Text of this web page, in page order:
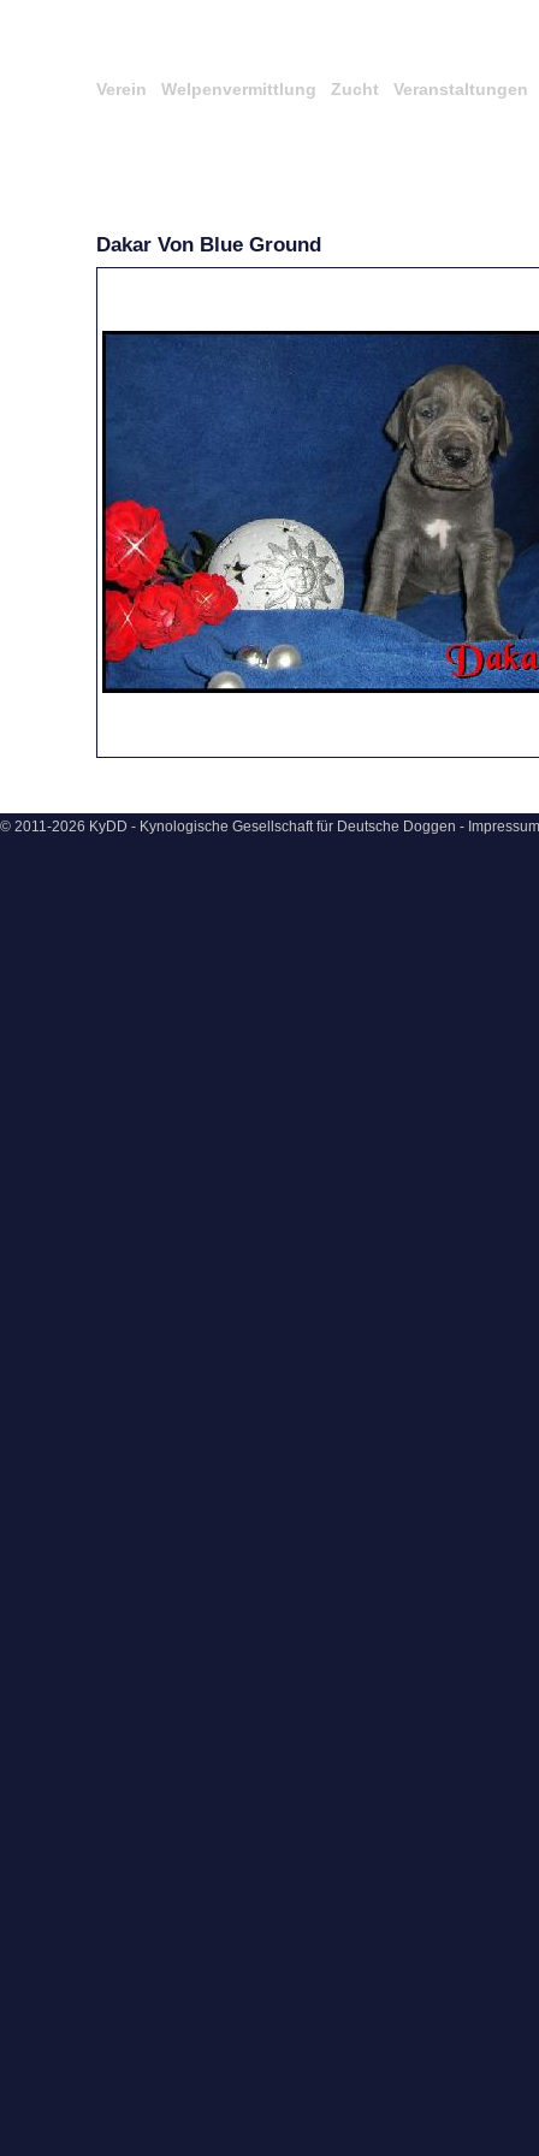
Verein Welpenvermittlung Zucht Veranstaltungen
Dakar Von Blue Ground
© 2011-2026 KyDD - Kynologische Gesellschaft für Deutsche Doggen - Impressum